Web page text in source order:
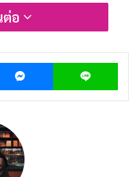
ว์เกิดเป็นนักเลงสกา ใน
ชายโกงคนหนึ่ง เมื่อ
น พอเวลาแพ้จะเอาลูก
แล้วก็เลิกเล่นหนีไปเป็น
ยการเอาลูกสกาย้อมยา
ต่อ
Messenger Line